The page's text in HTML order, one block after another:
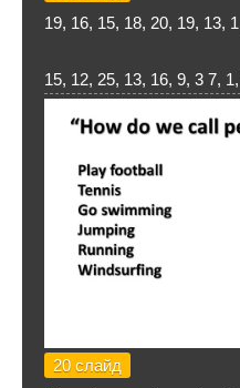
19, 16, 15, 18, 20, 19, 13,
15, 12, 25, 13, 16, 9, 3 7,
20 слайд